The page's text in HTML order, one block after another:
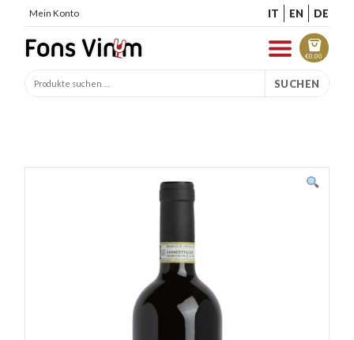
Mein Konto IT EN DE
€0.00
SUCHEN